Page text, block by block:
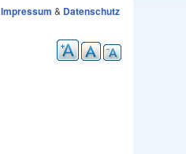
Impressum & Datenschutz